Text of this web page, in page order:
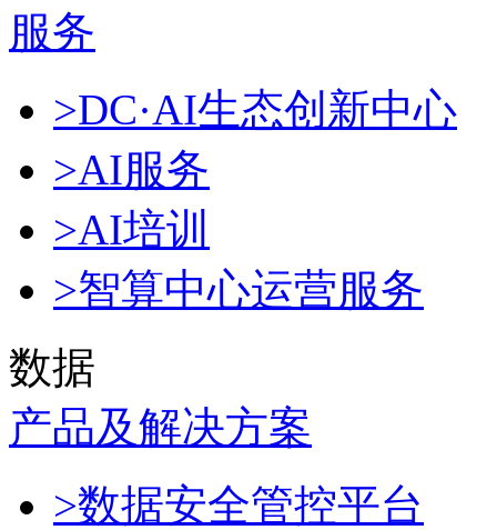
服务
>DC·AI生态创新中心
>AI服务
>AI培训
>智算中心运营服务
数据
产品及解决方案
>数据安全管控平台